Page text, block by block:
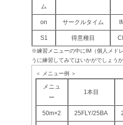
ム
on サークルタイム
S1 得意種目
※練習メニューの中にIM（個人メド
うに練習してみてはいかがでしょうか
＜ メニュー例 ＞
メニュ
ー
1本目
50m×2 25FLY/25BA